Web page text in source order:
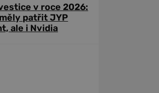
v roce 2026:
patřit JYP
ale i Nvidia